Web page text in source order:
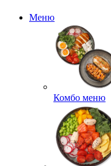
Меню
Комбо меню